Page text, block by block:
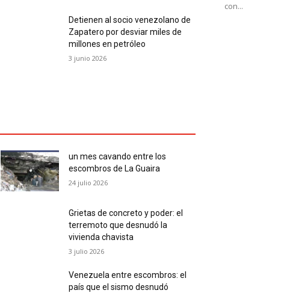
Detienen al socio venezolano de
Zapatero por desviar miles de
millones en petróleo
3 junio 2026
un mes cavando entre los
escombros de La Guaira
24 julio 2026
Grietas de concreto y poder: el
terremoto que desnudó la
vivienda chavista
3 julio 2026
Venezuela entre escombros: el
país que el sismo desnudó
con...